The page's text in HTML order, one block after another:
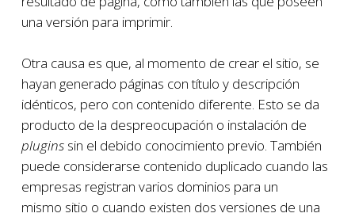
una versión para imprimir.
Otra causa es que, al momento de crear el sitio, se
hayan generado páginas con título y descripción
idénticos, pero con contenido diferente. Esto se da
producto de la despreocupación o instalación de
pluginssin el debido conocimiento previo. También
puede considerarse contenido duplicado cuando las
empresas registran varios dominios para un
mismo sitio o cuando existen dos versiones de una